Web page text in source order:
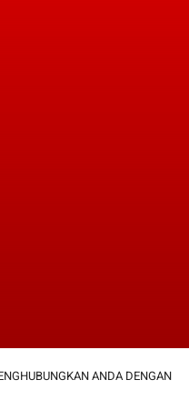
ANDA DENGAN